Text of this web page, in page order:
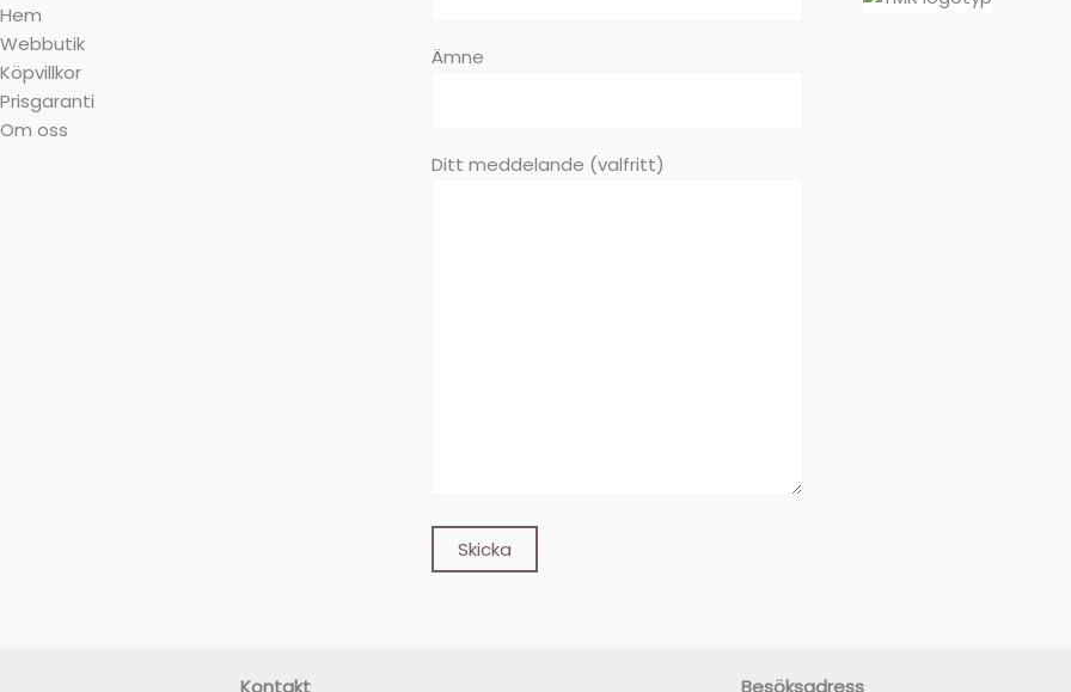
Hem
Webbutik
Köpvillkor
Prisgaranti
Om oss
Ämne
Ditt meddelande (valfritt)
Kontakt Besöksadress